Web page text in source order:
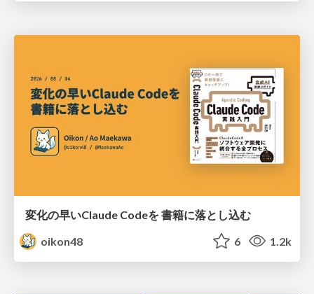
変化の早いClaude Codeを 書籍に落とし込む
oikon48
6 1.2k